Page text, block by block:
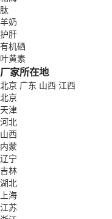
肽
羊奶
护肝
有机硒
叶黄素
厂家所在地
北京 广东 山西 江西
北京
天津
河北
山西
内蒙
辽宁
吉林
湖北
上海
江苏